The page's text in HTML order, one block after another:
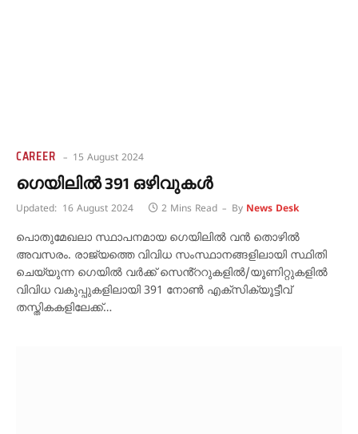
CAREER 15 August 2024
ഗെയിലിൽ 391 ഒഴിവുകൾ
Updated: 16 August 2024 2 Mins Read By News Desk
പൊതുമേഖലാ സ്ഥാപനമായ ഗെയിലിൽ വൻ തൊഴിൽ
അവസരം. രാജ്യത്തെ വിവിധ സംസ്ഥാനങ്ങളിലായി സ്ഥിതി
ചെയ്യുന്ന ഗെയിൽ വർക്ക് സെൻ്ററുകളിൽ/യൂണിറ്റുകളിൽ
വിവിധ വകുപ്പുകളിലായി 391 നോൺ എക്സിക്യൂട്ടീവ്
തസ്തികകളിലേക്ക്…